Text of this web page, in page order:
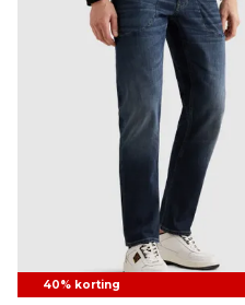
40% korting